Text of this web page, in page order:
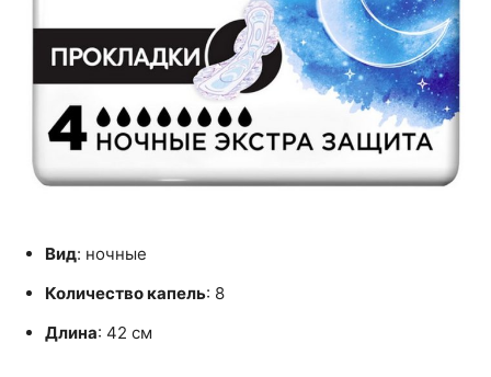
Вид: ночные
Количество капель: 8
Длина: 42 см